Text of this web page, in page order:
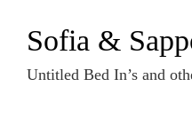
InhaltSofia &
Untitled Bed In’s and